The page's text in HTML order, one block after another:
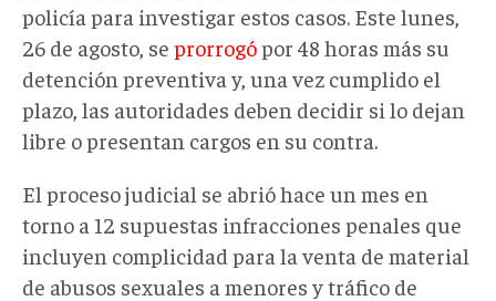
policía para investigar estos casos. Este lunes,
26 de agosto, se prorrogópor 48 horas más su
detención preventiva y, una vez cumplido el
plazo, las autoridades deben decidir si lo dejan
libre o presentan cargos en su contra.
El proceso judicial se abrió hace un mes en
torno a 12 supuestas infracciones penales que
incluyen complicidad para la venta de material
de abusos sexuales a menores y tráfico de